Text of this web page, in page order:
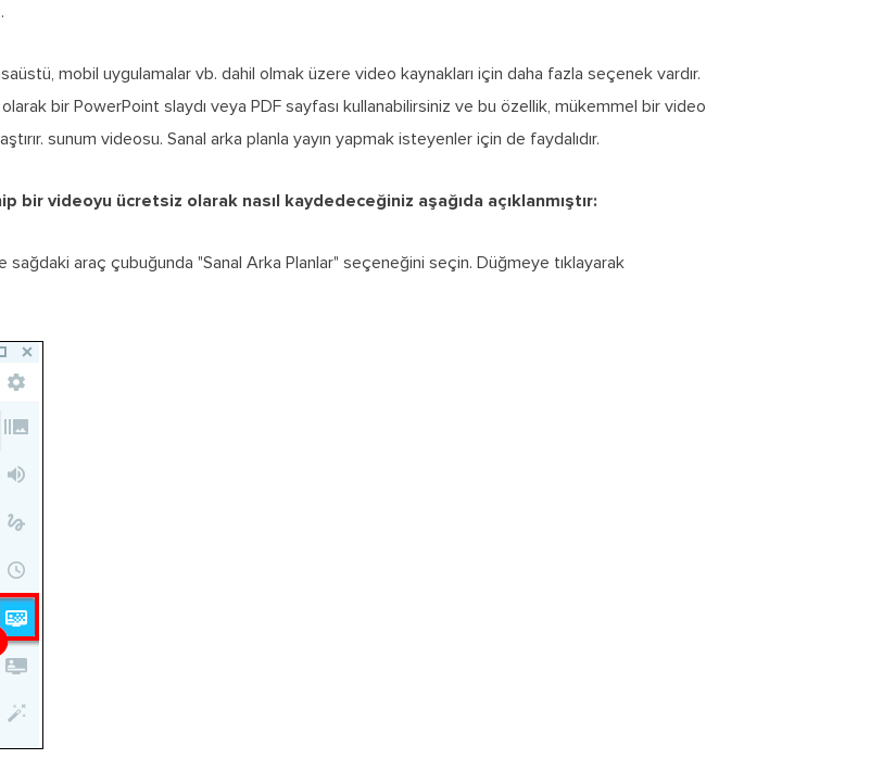
mobil uygulamalar vb. dahil olmak üzere video kaynakları için daha fazla seçenek vardır.
bir PowerPoint slaydı veya PDF sayfası kullanabilirsiniz ve bu özellik, mükemmel bir video
sunum videosu. Sanal arka planla yayın yapmak isteyenler için de faydalıdır.
bir videoyu ücretsiz olarak nasıl kaydedeceğiniz aşağıda açıklanmıştır:
sağdaki araç çubuğunda "Sanal Arka Planlar" seçeneğini seçin. Düğmeye tıklayarak